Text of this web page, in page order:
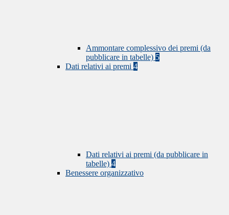
Ammontare complessivo dei premi (da
pubblicare in tabelle) 5
Dati relativi ai premi 4
Dati relativi ai premi (da pubblicare in
tabelle) 4
Benessere organizzativo